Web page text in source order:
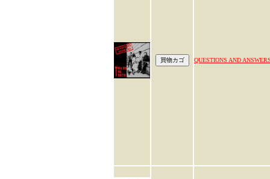
QUESTIONS AND